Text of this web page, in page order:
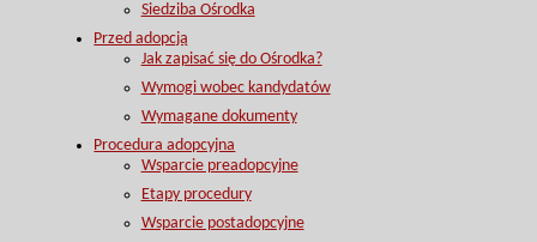
Siedziba Ośrodka
Przed adopcją
Jak zapisać się do Ośrodka?
Wymogi wobec kandydatów
Wymagane dokumenty
Procedura adopcyjna
Wsparcie preadopcyjne
Etapy procedury
Wsparcie postadopcyjne